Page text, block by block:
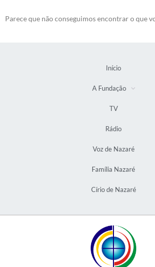
Parece que não conseguimos encontrar o que
Início
A Fundação
TV
Rádio
Voz de Nazaré
Família Nazaré
Círio de Nazaré